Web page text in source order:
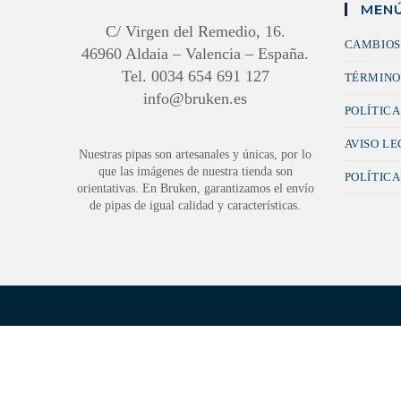
C/ Virgen del Remedio, 16.
46960 Aldaia – Valencia – España.
Tel. 0034 654 691 127
info@bruken.es
Nuestras pipas son artesanales y únicas, por lo
que las imágenes de nuestra tienda son
orientativas. En Bruken, garantizamos el envío
de pipas de igual calidad y características.
AVISO